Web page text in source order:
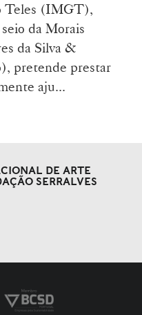
Teles (IMGT),
da Morais
da Silva &
pretende prestar
aju...
DE ARTE
SERRALVES